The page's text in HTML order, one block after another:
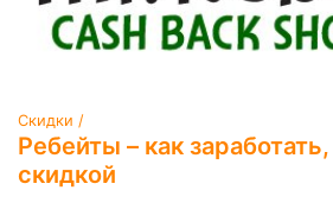
Скидки /
Ребейты – как
скидкой